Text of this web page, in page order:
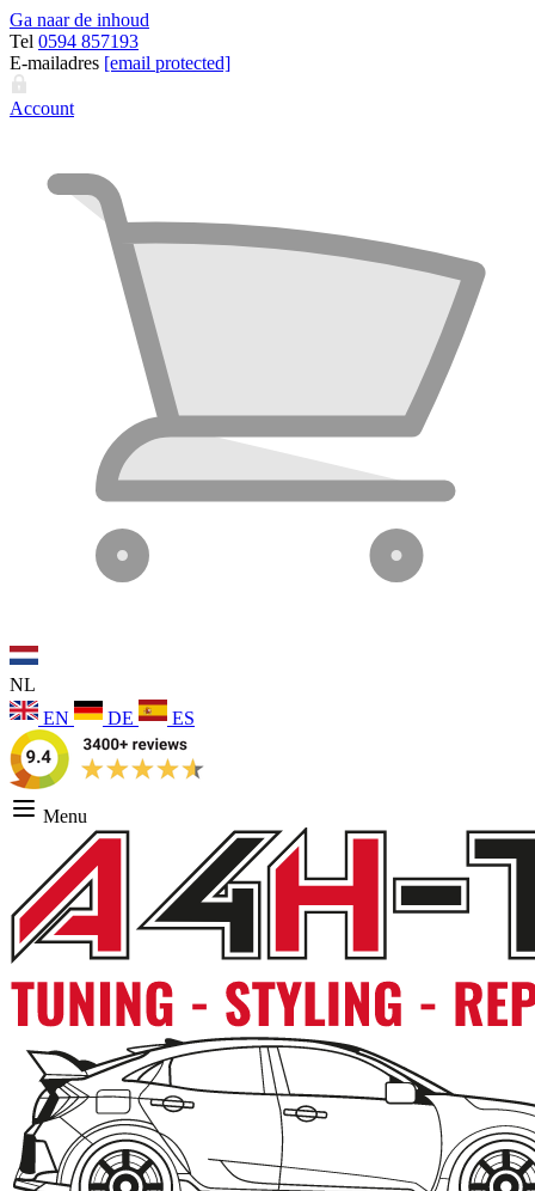
Ga naar de inhoud
Tel 0594 857193
E-mailadres [email protected]
Account
NL
EN
DE ES
Menu